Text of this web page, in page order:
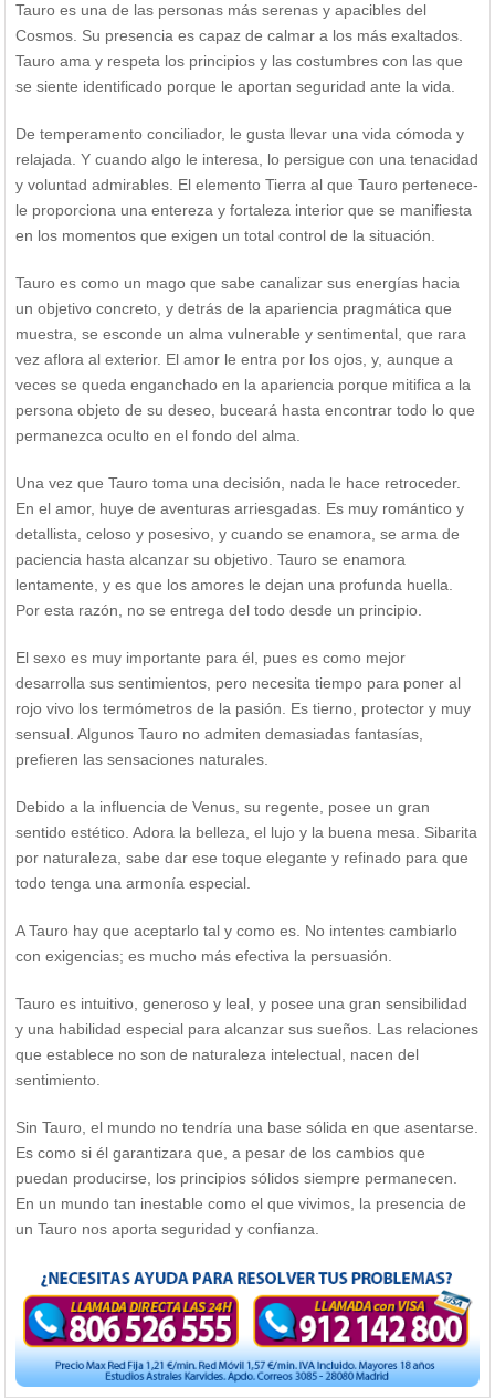
Tauro es una de las personas más serenas y apacibles del
Cosmos. Su presencia es capaz de calmar a los más exaltados.
Tauro ama y respeta los principios y las costumbres con las que
se siente identificado porque le aportan seguridad ante la vida.
De temperamento conciliador, le gusta llevar una vida cómoda y
relajada. Y cuando algo le interesa, lo persigue con una tenacidad
y voluntad admirables. El elemento Tierra al que Tauro pertenece-
le proporciona una entereza y fortaleza interior que se manifiesta
en los momentos que exigen un total control de la situación.
Tauro es como un mago que sabe canalizar sus energías hacia
un objetivo concreto, y detrás de la apariencia pragmática que
muestra, se esconde un alma vulnerable y sentimental, que rara
vez aflora al exterior. El amor le entra por los ojos, y, aunque a
veces se queda enganchado en la apariencia porque mitifica a la
persona objeto de su deseo, buceará hasta encontrar todo lo que
permanezca oculto en el fondo del alma.
Una vez que Tauro toma una decisión, nada le hace retroceder.
En el amor, huye de aventuras arriesgadas. Es muy romántico y
detallista, celoso y posesivo, y cuando se enamora, se arma de
paciencia hasta alcanzar su objetivo. Tauro se enamora
lentamente, y es que los amores le dejan una profunda huella.
Por esta razón, no se entrega del todo desde un principio.
El sexo es muy importante para él, pues es como mejor
desarrolla sus sentimientos, pero necesita tiempo para poner al
rojo vivo los termómetros de la pasión. Es tierno, protector y muy
sensual. Algunos Tauro no admiten demasiadas fantasías,
prefieren las sensaciones naturales.
Debido a la influencia de Venus, su regente, posee un gran
sentido estético. Adora la belleza, el lujo y la buena mesa. Sibarita
por naturaleza, sabe dar ese toque elegante y refinado para que
todo tenga una armonía especial.
A Tauro hay que aceptarlo tal y como es. No intentes cambiarlo
con exigencias; es mucho más efectiva la persuasión.
Tauro es intuitivo, generoso y leal, y posee una gran sensibilidad
y una habilidad especial para alcanzar sus sueños. Las relaciones
que establece no son de naturaleza intelectual, nacen del
sentimiento.
Sin Tauro, el mundo no tendría una base sólida en que asentarse.
Es como si él garantizara que, a pesar de los cambios que
puedan producirse, los principios sólidos siempre permanecen.
En un mundo tan inestable como el que vivimos, la presencia de
un Tauro nos aporta seguridad y confianza.